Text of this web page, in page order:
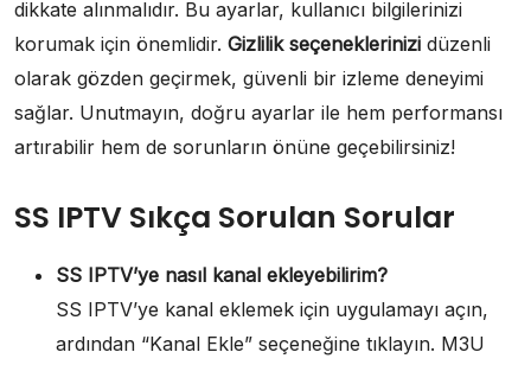
dikkate alınmalıdır. Bu ayarlar, kullanıcı bilgilerinizi
korumak için önemlidir. Gizlilik seçeneklerinizi düzenli
olarak gözden geçirmek, güvenli bir izleme deneyimi
sağlar. Unutmayın, doğru ayarlar ile hem performansı
artırabilir hem de sorunların önüne geçebilirsiniz!
SS IPTV Sıkça Sorulan Sorular
SS IPTV’ye nasıl kanal ekleyebilirim?
SS IPTV’ye kanal eklemek için uygulamayı açın,
ardından “Kanal Ekle” seçeneğine tıklayın. M3U